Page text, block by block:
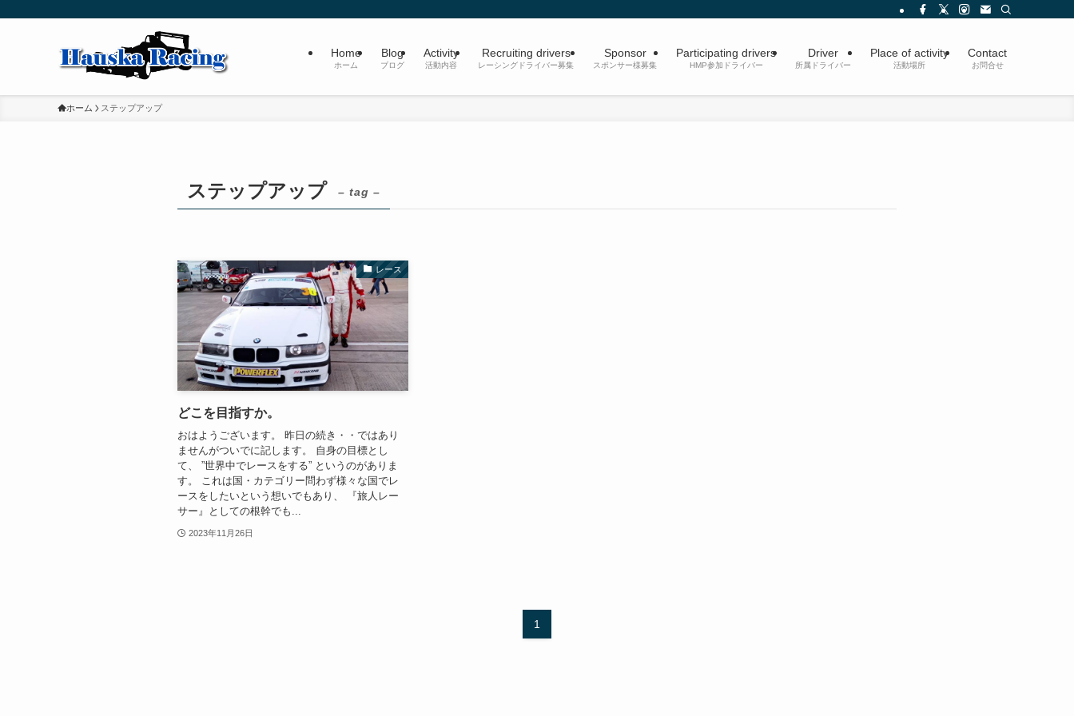
Home
ホーム
Blog
ブログ
Activity
活動内容
Recruiting drivers
レーシングドライバー募集
Sponsor
スポンサー様募集
Participating drivers
HMP参加ドライバー
Driver
所属ドライバー
Place of activity
活動場所
Contact
お問合せ
ホーム ステップアップ
ステップアップ – tag –
レース
どこを目指すか。
おはようございます。 昨日の続き・・ではあり
ませんがついでに記します。 自身の目標とし
て、 ”世界中でレースをする” というのがありま
す。 これは国・カテゴリー問わず様々な国でレ
ースをしたいという想いでもあり、 『旅人レー
サー』としての根幹でも...
2023年11月26日
1